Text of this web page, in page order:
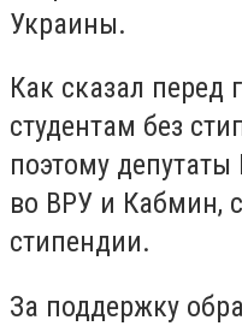
Украины.
Как сказал перед
студентам без
поэтому депутаты
во ВРУ и Кабмин,
стипендии.
За поддержку